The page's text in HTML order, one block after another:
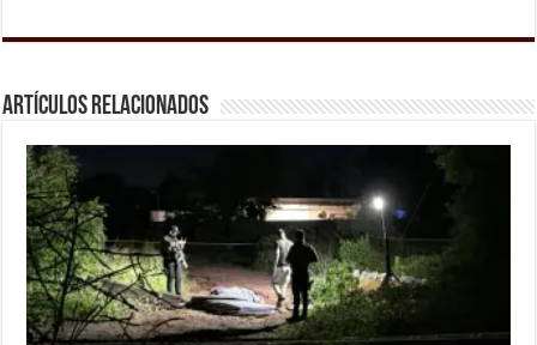
Artículos relacionados